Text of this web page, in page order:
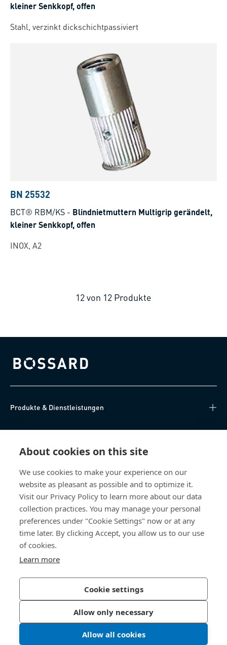
About cookies on this site
We use cookies to make your experience on our
website as pleasant as possible and to optimize it.
Visit our Privacy Policy to learn more about our data
collection practices. You may manage your personal
preferences under "Cookie Settings" now or at any
time later. By clicking Accept, you allow us to our use
of cookies.
Learn more
Cookie settings
Allow only necessary
Allow all cookies
kleiner Senkkopf, offen
Stahl, verzinkt dickschichtpassiviert
BN 25532
BCT® RBM/KS - Blindnietmuttern Multigrip gerändelt,
kleiner Senkkopf, offen
INOX, A2
12von 12 Produkte
Bossard homepage
Produkte & Dienstleistungen
Wissen
Über uns
Bossard Deutschland
Max-Eyth-Str. 14
89186 Illerrieden